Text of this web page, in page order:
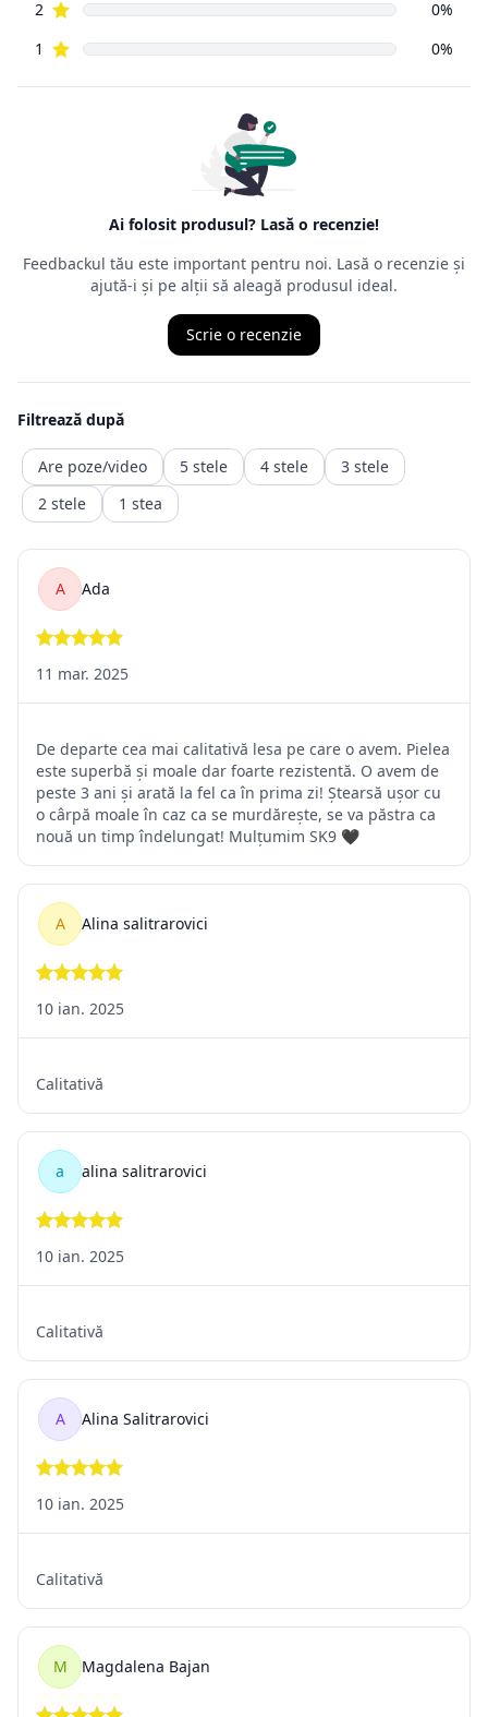
orice produs
cumpărat de pe Internet, în decurs de14 zile de la data
Ordonanța precizează că cel care face returul
, nefiind obligat să îl mărturisească, chiar dacă,
ori, comercianții cer un astfel de motiv. Termenul juridic al
este retragerea din contract, ceea ce presupune ca produsul
într-o durată de timp precizată de ordonanță.
Returnarea banilor (contravaloarea produsului fara transport.
transportul fiind un serviciu consumat deja )
trebuie făcută în maxim 14 zile calendaristice, de la retragere
din
contract. Rambursarea
sumelor se va face în contul bancar indicat de client sau al
celui din care a fost facuta plata)
2.2. Situații în care returnarea produselor nu este posibilă
Pentru o relație corectă între vânzător și cumpărător, sunt
prevăzute
câteva situații în care returul nu este posibil, deoarece prima
parte
ar avea pierderi pe care nu și le-ar putea recupera. Între
aceste
situații se numără următoarele:
Achiziționarea unor produse personalizate după dorința
cumpărătorului, cu specificații diferite față de obiectele
Achiziționarea unor produse sigilate, care prin
folosință nu mai sunt în această stare și nu mai pot fi folosite
din nou
din motive ce țin de igienă sau de protecția sănătății;
Produse care după cumpărare au fost amestecate cu alte
retragere;
Achiziționarea unor produse cu preț fluctuant, ce nu poate fi
controlat de vânzător;
Achizițiile făcute în cadrul unei licitații;
Achiziția unor ziare periodice sau reviste;
Programe informatice pe suport fizic, ce nu mai au sigiliul
Achiziționarea
de conținut digital livrat online în condițiile în care
consumatorul a
confirmat că renunță de dreptul la retragere;
Produsele care expiră rapid, iar la retur nu ar mai putea fi